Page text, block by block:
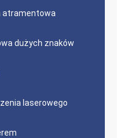
atramentowa
dużych znaków
laserowego